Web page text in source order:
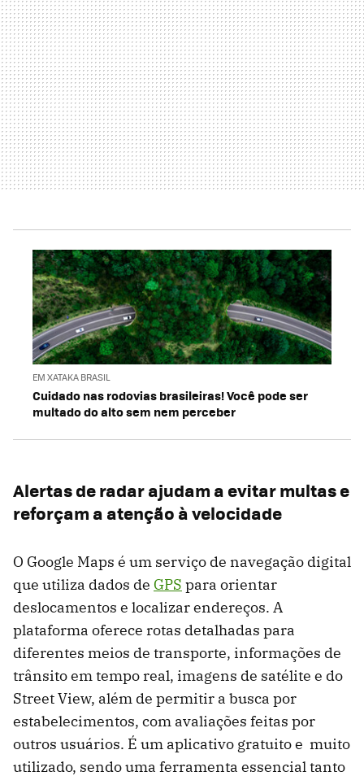
EM XATAKA BRASIL
Cuidado nas rodovias brasileiras! Você pode ser
multado do alto sem nem perceber
Alertas de radar ajudam a evitar multas e
reforçam a atenção à velocidade
O Google Maps é um serviço de navegação digital
que utiliza dados de GPS para orientar
deslocamentos e localizar endereços. A
plataforma oferece rotas detalhadas para
diferentes meios de transporte, informações de
trânsito em tempo real, imagens de satélite e do
Street View, além de permitir a busca por
estabelecimentos, com avaliações feitas por
outros usuários. É um aplicativo gratuito e muito
utilizado, sendo uma ferramenta essencial tanto